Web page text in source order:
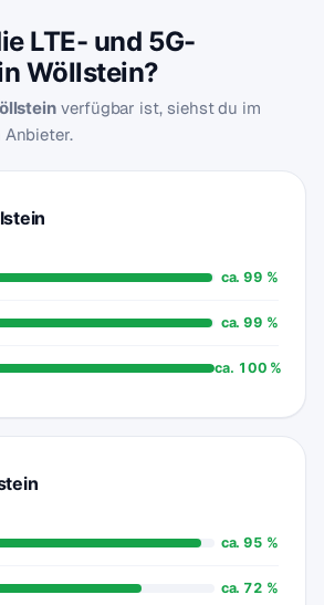
LTE- und 5G-
Wöllstein?
verfügbar ist, siehst du im
ca. 99 %
ca. 99 %
ca. 100 %
ca. 95 %
ca. 72 %